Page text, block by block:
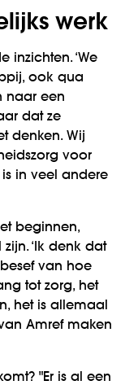
werk
inzichten. ‘We
ook qua
naar een
dat ze
denken. Wij
voor
in veel andere
beginnen,
‘Ik denk dat
van hoe
tot zorg, het
het is allemaal
Amref maken
"Er is al een